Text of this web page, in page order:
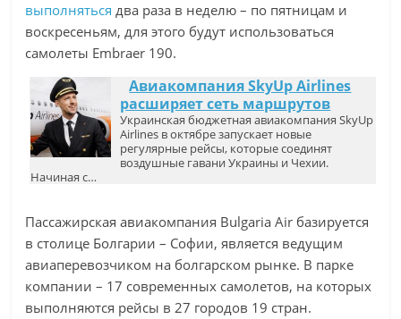
выполняться два раза в неделю – по пятницам и
воскресеньям, для этого будут использоваться
самолеты Embraer 190.
Авиакомпания SkyUp Airlines
расширяет сеть маршрутов
Украинская бюджетная авиакомпания SkyUp
Airlines в октябре запускает новые
регулярные рейсы, которые соединят
воздушные гавани Украины и Чехии.
Начиная с…
Пассажирская авиакомпания Bulgaria Air базируется
в столице Болгарии – Софии, является ведущим
авиаперевозчиком на болгарском рынке. В парке
компании – 17 современных самолетов, на которых
выполняются рейсы в 27 городов 19 стран.